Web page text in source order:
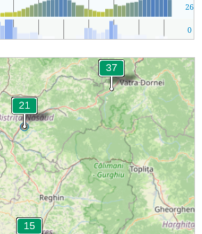
26
0